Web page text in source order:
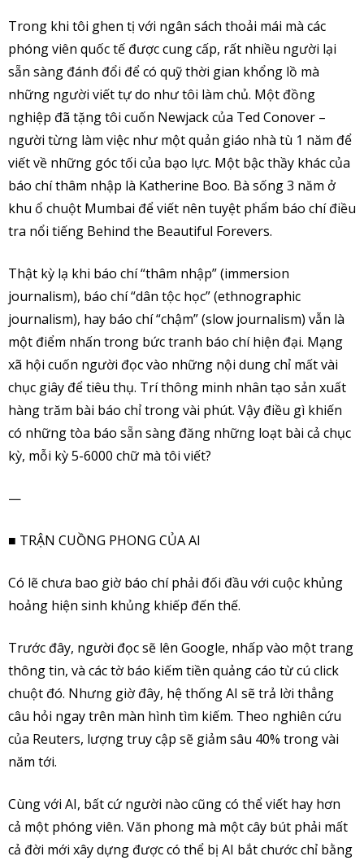
Trong khi tôi ghen tị với ngân sách thoải mái mà các
phóng viên quốc tế được cung cấp, rất nhiều người lại
sẵn sàng đánh đổi để có quỹ thời gian khổng lồ mà
những người viết tự do như tôi làm chủ. Một đồng
nghiệp đã tặng tôi cuốn Newjack của Ted Conover –
người từng làm việc như một quản giáo nhà tù 1 năm để
viết về những góc tối của bạo lực. Một bậc thầy khác của
báo chí thâm nhập là Katherine Boo. Bà sống 3 năm ở
khu ổ chuột Mumbai để viết nên tuyệt phẩm báo chí điều
tra nổi tiếng Behind the Beautiful Forevers.
Thật kỳ lạ khi báo chí “thâm nhập” (immersion
journalism), báo chí “dân tộc học” (ethnographic
journalism), hay báo chí “chậm” (slow journalism) vẫn là
một điểm nhấn trong bức tranh báo chí hiện đại. Mạng
xã hội cuốn người đọc vào những nội dung chỉ mất vài
chục giây để tiêu thụ. Trí thông minh nhân tạo sản xuất
hàng trăm bài báo chỉ trong vài phút. Vậy điều gì khiến
có những tòa báo sẵn sàng đăng những loạt bài cả chục
kỳ, mỗi kỳ 5-6000 chữ mà tôi viết?
—
■ TRẬN CUỒNG PHONG CỦA AI
Có lẽ chưa bao giờ báo chí phải đối đầu với cuộc khủng
hoảng hiện sinh khủng khiếp đến thế.
Trước đây, người đọc sẽ lên Google, nhấp vào một trang
thông tin, và các tờ báo kiếm tiền quảng cáo từ cú click
chuột đó. Nhưng giờ đây, hệ thống AI sẽ trả lời thẳng
câu hỏi ngay trên màn hình tìm kiếm. Theo nghiên cứu
của Reuters, lượng truy cập sẽ giảm sâu 40% trong vài
năm tới.
Cùng với AI, bất cứ người nào cũng có thể viết hay hơn
cả một phóng viên. Văn phong mà một cây bút phải mất
cả đời mới xây dựng được có thể bị AI bắt chước chỉ bằng